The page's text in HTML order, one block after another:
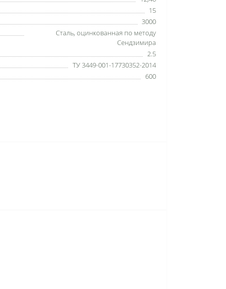
15
3000
Сталь, оцинкованная по методу
Сендзимира
2.5
ТУ 3449-001-17730352-2014
600